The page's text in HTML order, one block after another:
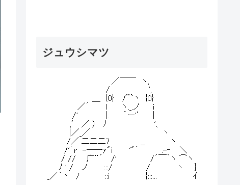
ジュウシマツ